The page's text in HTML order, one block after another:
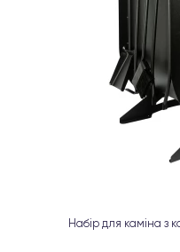
Набір для каміна з